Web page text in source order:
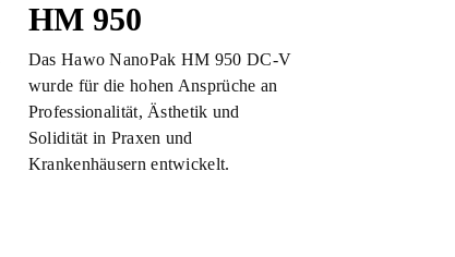
HM 950
Das Hawo NanoPak HM 950 DC-V
wurde für die hohen Ansprüche an
Professionalität, Ästhetik und
Solidität in Praxen und
Krankenhäusern entwickelt.